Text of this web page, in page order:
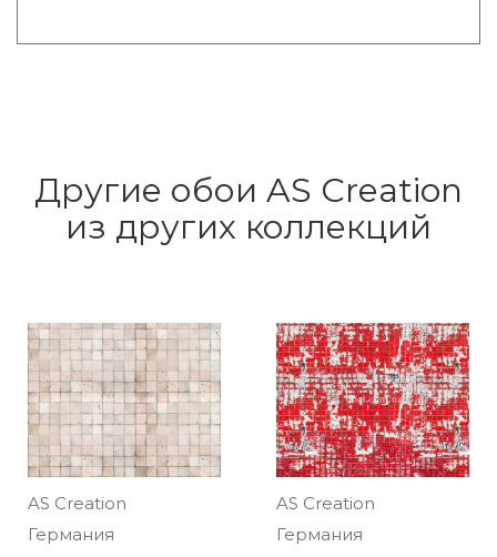
Другие обои AS Creation
из других коллекций
AS Creation
Германия
AS Creation
Германия